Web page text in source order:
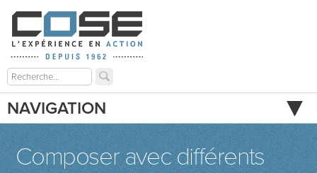
NAVIGATION
Composer avec différents